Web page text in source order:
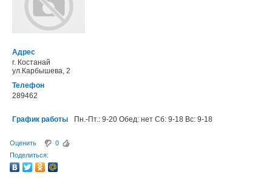
Адрес
г. Костанай
ул.Карбышева, 2
Телефон
289462
График работы Пн.-Пт.: 9-20 Обед: нет Сб: 9-18 Вс: 9-18
Оценить
0
Поделиться: